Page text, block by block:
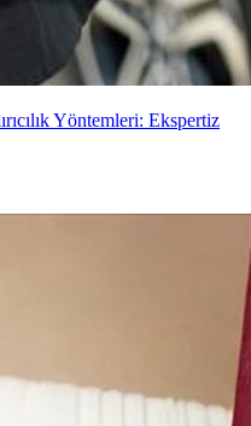
Yöntemleri: Ekspertiz